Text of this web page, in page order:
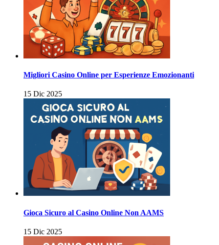
Migliori Casino Online per Esperienze Emozionanti
15 Dic 2025
Gioca Sicuro al Casino Online Non AAMS
15 Dic 2025